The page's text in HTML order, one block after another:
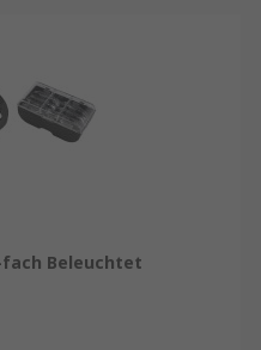
fach Beleuchtet